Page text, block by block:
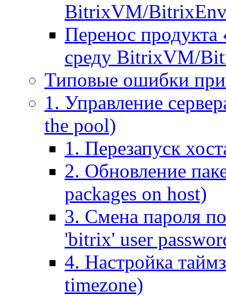
BitrixVM/
Перенос
среду BitrixVM/
Типовые ошибки при
1. Управление
the pool)
1. Перезапуск
2. Обновление
packages on host)
3. Смена пароля
'bitrix' user
4. Настройка
timezone)